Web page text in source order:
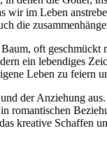
wir im Leben
die⁣
oft
ein lebendiges
Leben zu feiern
der Anziehung
romantischen
kreative Schaffen